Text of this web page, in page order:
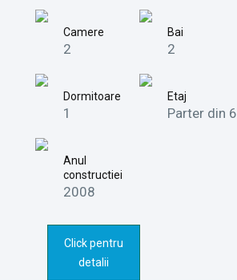
Camere
2
Bai
2
Dormitoare
1
Etaj
Parter din 6
Anul
constructiei
2008
Click pentru
detalii